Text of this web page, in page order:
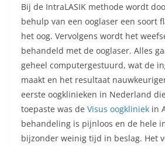
Bij de IntraLASIK methode wordt
behulp van een ooglaser een soort
het oog. Vervolgens wordt het
behandeld met de ooglaser. Alles
geheel computergestuurd, wat de
maakt en het resultaat
eerste oogklinieken in Nederland
toepaste was de Visus oogkliniek in
behandeling is pijnloos en de hele
bijzonder weinig tijd in beslag. Het